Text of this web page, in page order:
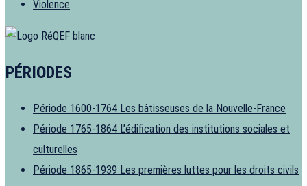
Violence
PÉRIODES
Période 1600-1764 Les bâtisseuses de la Nouvelle-France
Période 1765-1864 L’édification des institutions sociales et
culturelles
Période 1865-1939 Les premières luttes pour les droits civils